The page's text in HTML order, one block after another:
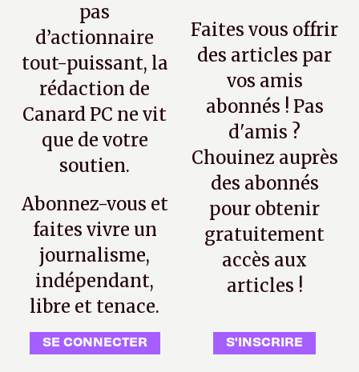
pas
d’actionnaire
tout-puissant, la
rédaction de
Canard PC ne vit
que de votre
soutien.
Abonnez-vous et
faites vivre un
journalisme,
indépendant,
libre et tenace.
SE CONNECTER
Faites vous offrir
des articles par
vos amis
abonnés ! Pas
d'amis ?
Chouinez auprès
des abonnés
pour obtenir
gratuitement
accès aux
articles !
S'INSCRIRE